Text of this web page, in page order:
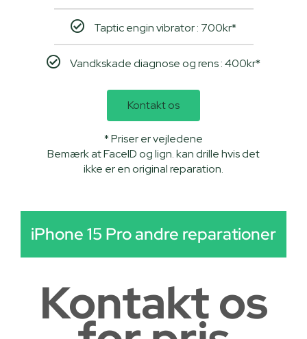
Taptic engin vibrator : 700kr*
Vandkskade diagnose og rens : 400kr*
Kontakt os
* Priser er vejledene
Bemærk at FaceID og lign. kan drille hvis det
ikke er en original reparation.
iPhone 15 Pro andre reparationer
Kontakt os